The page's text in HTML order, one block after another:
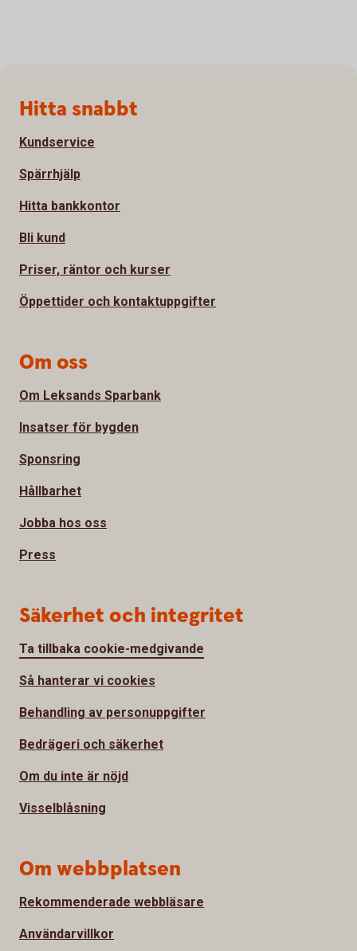
Sidfot
Hitta snabbt
Kundservice
Spärrhjälp
Hitta bankkontor
Bli kund
Priser, räntor och kurser
Öppettider och kontaktuppgifter
Om oss
Om Leksands Sparbank
Insatser för bygden
Sponsring
Hållbarhet
Jobba hos oss
Press
Säkerhet och integritet
Ta tillbaka cookie-medgivande
Så hanterar vi cookies
Behandling av personuppgifter
Bedrägeri och säkerhet
Om du inte är nöjd
Visselblåsning
Om webbplatsen
Rekommenderade webbläsare
Användarvillkor